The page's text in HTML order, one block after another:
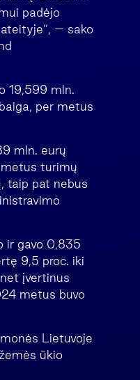
padėjo
– sako
19,599 mln.
per metus
mln. eurų
turimų
taip pat nebus
ir gavo 0,835
9,5 proc. iki
įvertinus
metus buvo
Lietuvoje
ūkio